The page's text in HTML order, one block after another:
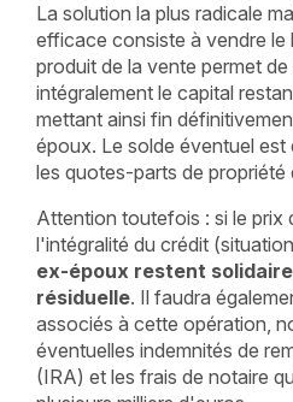
La solution la plus radicale
efficace consiste à vendre le
produit de la vente permet
intégralement le capital
mettant ainsi fin
époux. Le solde éventuel est
les quotes-parts de propriété
Attention toutefois : si le prix
l'intégralité du crédit
ex-époux restent
résiduelle. Il faudra
associés à cette opération,
éventuelles indemnités de
(IRA) et les frais de notaire